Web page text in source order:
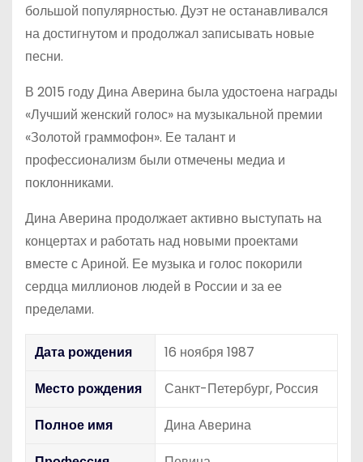
большой популярностью. Дуэт не останавливался
на достигнутом и продолжал записывать новые
песни.
В 2015 году Дина Аверина была удостоена награды
«Лучший женский голос» на музыкальной премии
«Золотой граммофон». Ее талант и
профессионализм были отмечены медиа и
поклонниками.
Дина Аверина продолжает активно выступать на
концертах и работать над новыми проектами
вместе с Ариной. Ее музыка и голос покорили
сердца миллионов людей в России и за ее
пределами.
Дата рождения
16 ноября 1987
Место рождения
Санкт-Петербург, Россия
Полное имя
Дина Аверина